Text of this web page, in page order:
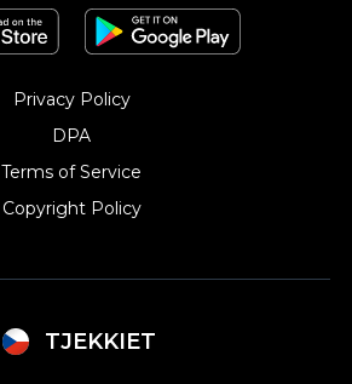
Privacy Policy
DPA
Terms of Service
Copyright Policy‎
TJEKKIET